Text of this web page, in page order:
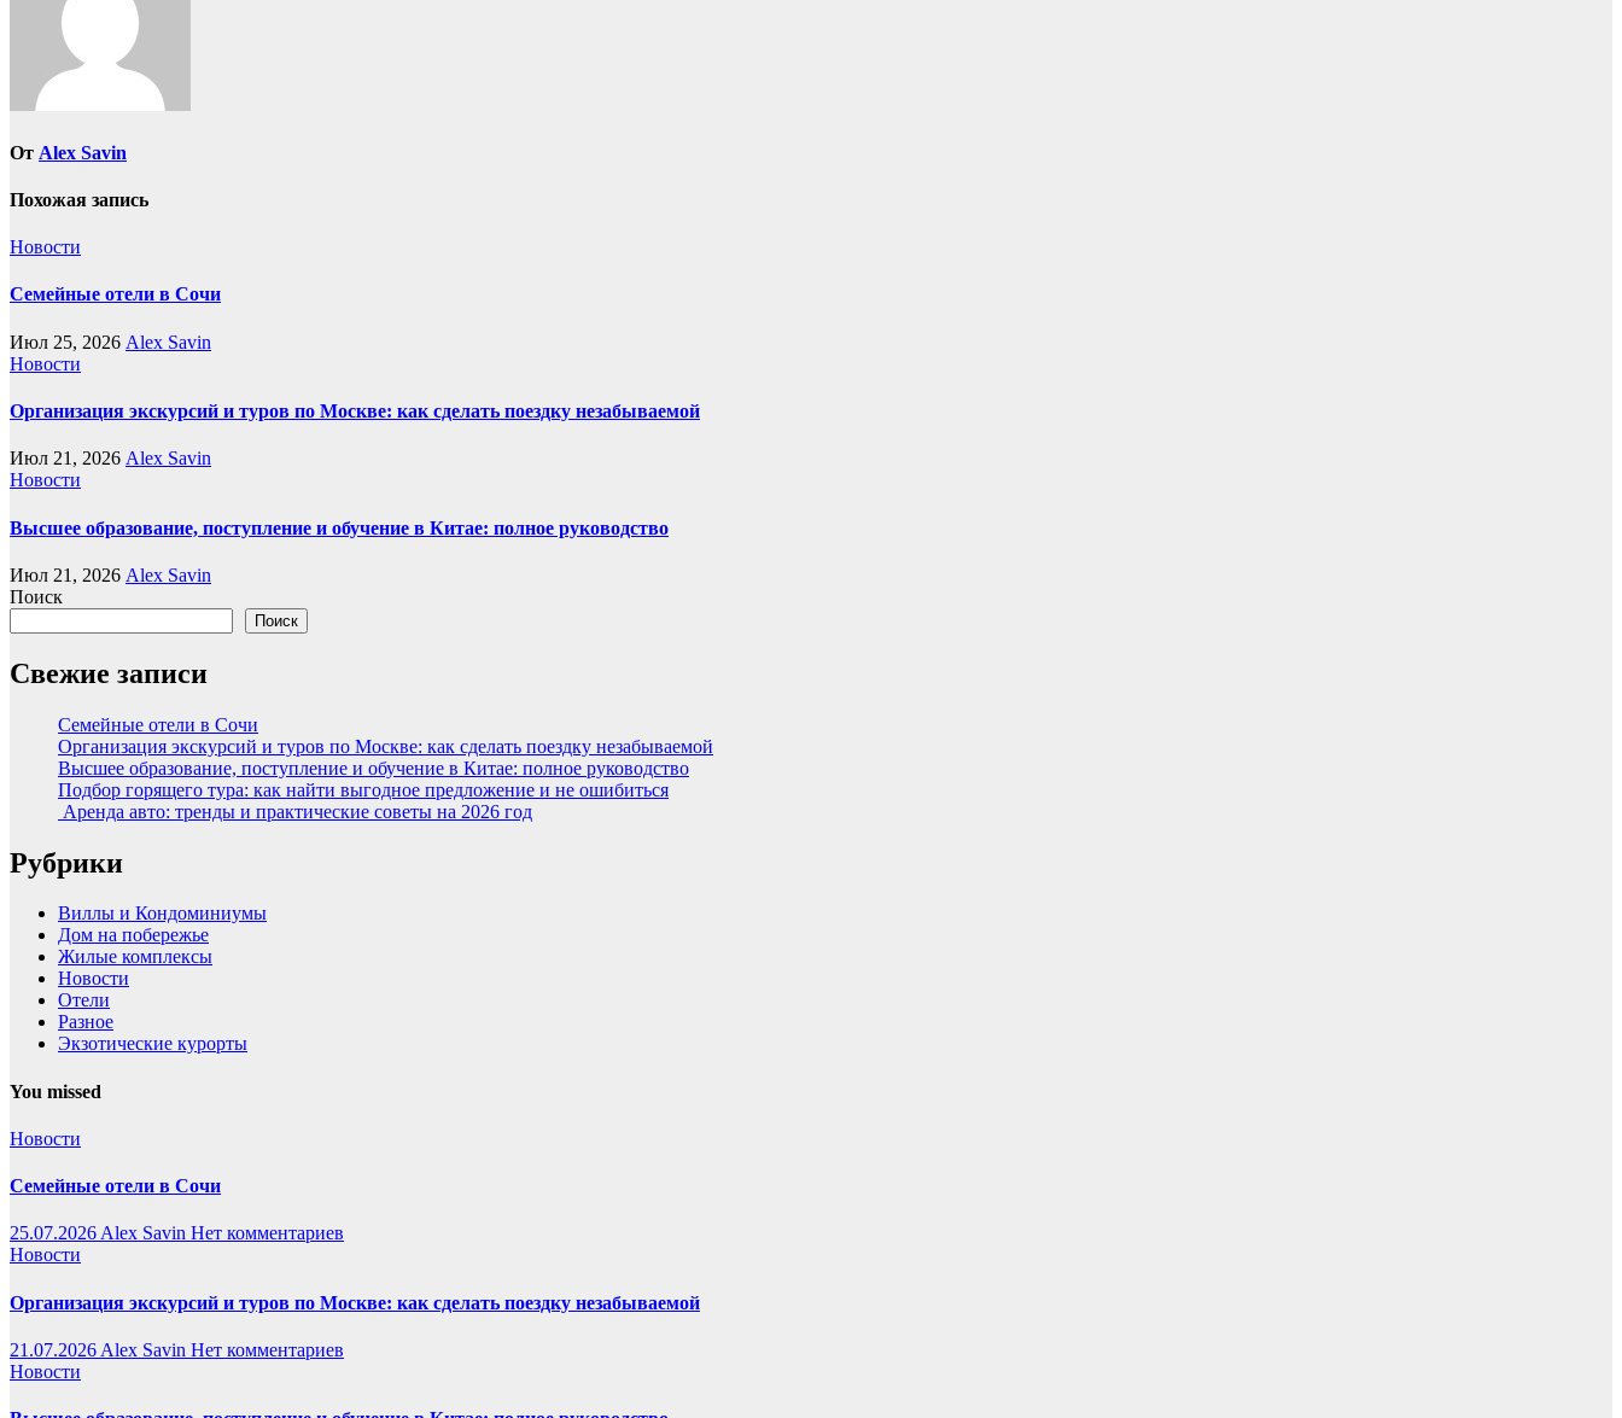
От Alex Savin
Похожая запись
Новости
Семейные отели в Сочи
Июл 25, 2026 Alex Savin
Новости
Организация экскурсий и туров по Москве: как сделать поездку незабываемой
Июл 21, 2026 Alex Savin
Новости
Высшее образование, поступление и обучение в Китае: полное руководство
Июл 21, 2026 Alex Savin
Поиск
Поиск
Свежие записи
Семейные отели в Сочи
Организация экскурсий и туров по Москве: как сделать поездку незабываемой
Высшее образование, поступление и обучение в Китае: полное руководство
Подбор горящего тура: как найти выгодное предложение и не ошибиться
Аренда авто: тренды и практические советы на 2026 год
Рубрики
Виллы и Кондоминиумы
Дом на побережье
Жилые комплексы
Новости
Отели
Разное
Экзотические курорты
You missed
Новости
Семейные отели в Сочи
25.07.2026Alex Savin Нет комментариев
Новости
Организация экскурсий и туров по Москве: как сделать поездку незабываемой
21.07.2026 Alex Savin Нет комментариев
Новости